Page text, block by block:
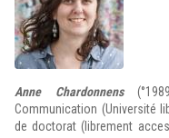
Anne Chardonnens
Communication (Université
de doctorat (librement